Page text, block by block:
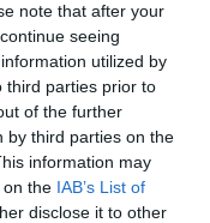
note that after your
seeing
utilized by
third parties prior to
of the further
by third parties on the
information may
on the IAB’s List of
disclose it to other
de Google
de actualidad.
ACTIVAR AHORA